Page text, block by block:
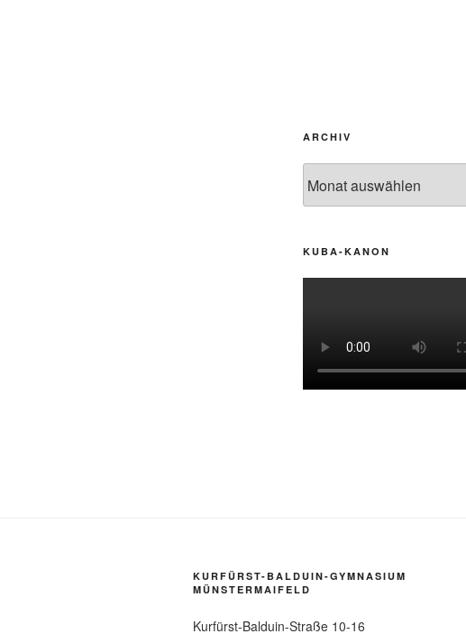
ARCHIV
KUBA-KANON
KURFÜRST-BALDUIN-GYMNASIUM
MÜNSTERMAIFELD
Kurfürst-Balduin-Straße 10-16